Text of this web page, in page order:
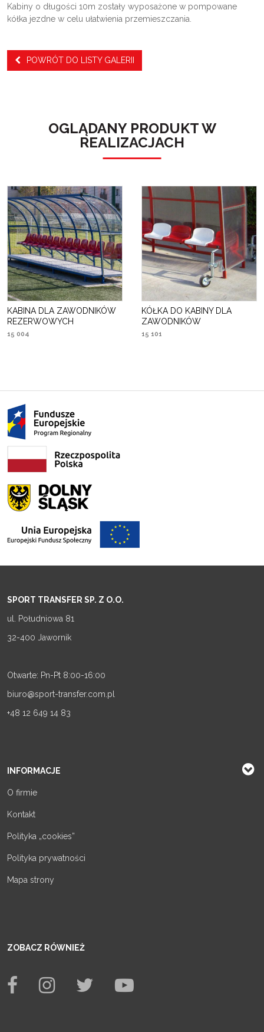
Kabiny o długości 10m zostały wyposażone w pompowane
kółka jezdne w celu ułatwienia przemieszczania.
POWRÓT DO LISTY GALERII
OGLĄDANY PRODUKT W
REALIZACJACH
KABINA DLA ZAWODNIKÓW
REZERWOWYCH
15 004
KÓŁKA DO KABINY DLA
ZAWODNIKÓW
15 101
SPORT TRANSFER SP. Z O.O.
ul. Południowa 81
32-400 Jawornik
Otwarte: Pn-Pt 8:00-16:00
biuro@sport-transfer.com.pl
+48 12 649 14 83
INFORMACJE
O firmie
Kontakt
Polityka „cookies”
Polityka prywatności
Mapa strony
ZOBACZ RÓWNIEŻ